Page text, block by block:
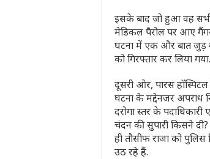
इसके बाद जो हुआ वह
मेडिकल पैरोल पर आए
घटना में एक और बात जुड़
को गिरफ्तार कर लिया गया.
दूसरी ओर, पारस
घटना के मद्देनजर अपराध
दरोगा स्तर के
चंदन की सुपारी किसने
ही तौसीफ राजा को
उठ रहे हैं.